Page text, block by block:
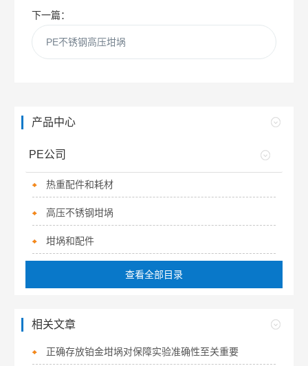
下一篇：
PE不锈钢高压坩埚
产品中心
PE公司
热重配件和耗材
高压不锈钢坩埚
坩埚和配件
查看全部目录
相关文章
正确存放铂金坩埚对保障实验准确性至关重要